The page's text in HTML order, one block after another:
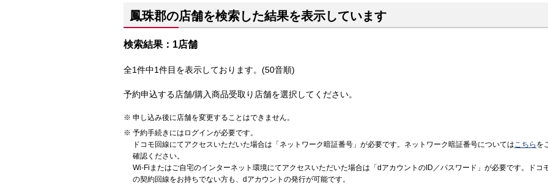
鳳珠郡の店舗を検索した結果を表示しています
検索結果：1店舗
全1件中1件目を表示しております。(50音順)
予約申込する店舗/購入商品受取り店舗を選択してください。
申し込み後に店舗を変更することはできません。
予約手続きにはログインが必要です。
ドコモ回線にてアクセスいただいた場合は「ネットワーク暗証番号」が必要です。ネットワーク暗証番号についてはこちら を
確認ください。
Wi-Fiまたはご自宅のインターネット環境にてアクセスいただいた場合は「dアカウントのID／パスワード」が必要です。ドコ
の契約回線をお持ちでない方も、dアカウントの発行が可能です。